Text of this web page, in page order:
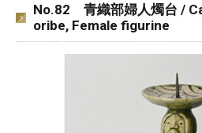
No.82 青織部婦人燭台 /
oribe, Female figurine